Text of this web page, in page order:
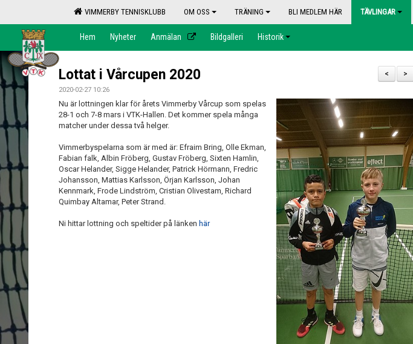
VIMMERBY TENNISKLUBB OM OSS TRÄNING BLI MEDLEM HÄR TÄVLINGAR
Hem Nyheter Anmälan Bildgalleri Historik
>
<
Lottat i Vårcupen 2020
2020-02-27 10:26
Nu är lottningen klar för årets Vimmerby Vårcup som spelas
28-1 och 7-8 mars i VTK-Hallen. Det kommer spela många
matcher under dessa två helger.
Vimmerbyspelarna som är med är: Efraim Bring, Olle Ekman,
Fabian falk, Albin Fröberg, Gustav Fröberg, Sixten Hamlin,
Oscar Helander, Sigge Helander, Patrick Hörmann, Fredric
Johansson, Mattias Karlsson, Örjan Karlsson, Johan
Kennmark, Frode Lindström, Cristian Olivestam, Richard
Quimbay Altamar, Peter Strand.
Ni hittar lottning och speltider på länken här